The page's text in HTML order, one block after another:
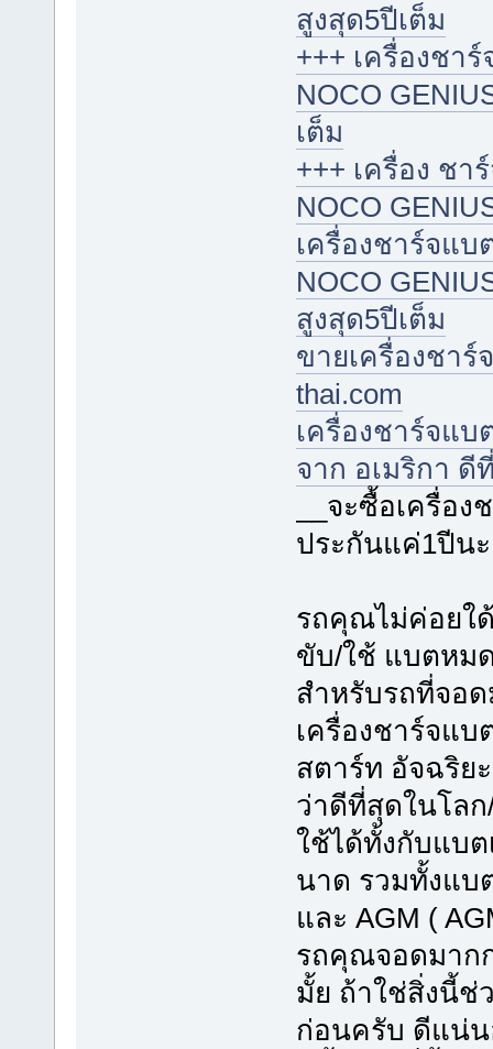
สูงสุด5ปีเต็ม
+++ เครื่องชา
NOCO
เต็ม
+++ เครื่อง ช
NOCO
เครื่องชาร์จแ
NOCO
สูงสุด5ปีเต็ม
ขายเครื่องชา
thai.com
เครื่องชาร์จแบ
จาก อเมริกา
__จะซื้อเครื่อ
ประกันแค่1ปีน
รถคุณไม่ค่อยใ
ขับ/ใช้ แบตหม
สำหรับรถที่จอ
เครื่องชาร์จแ
สตาร์ท อัจฉริย
ว่าดีที่สุดในโล
ใช้ได้ทั้งกับแบ
นาด รวมทั้งแบ
และ AGM (
รถคุณจอดมาก
มั้ย ถ้าใช่สิ่งนี้
ก่อนครับ ดีแน่